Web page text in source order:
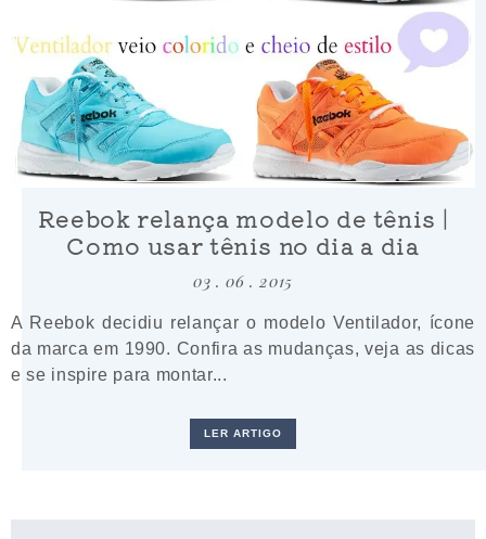
Reebok relança modelo de tênis |
Como usar tênis no dia a dia
03 . 06 . 2015
A Reebok decidiu relançar o modelo Ventilador, ícone
da marca em 1990. Confira as mudanças, veja as dicas
e se inspire para montar...
LER ARTIGO